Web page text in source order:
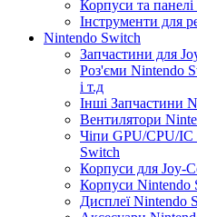
Корпуси та панелі
Інструменти для
Nintendo Switch
Запчастини для
Роз'єми Nintendo
і т.д
Інші Запчастини
Вентилятори
Чіпи GPU/CPU/IC
Switch
Корпуси для Joy-
Корпуси Nintendo
Дисплеї Nintendo